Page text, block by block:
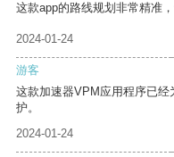
这款app的路线规划非常精准
2024-01-24
游客
这款加速器VPM应用程序已
护。
2024-01-24